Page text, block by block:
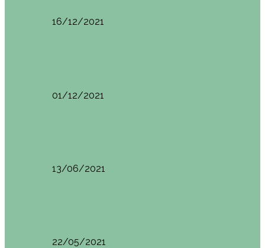
16/12/2021
01/12/2021
13/06/2021
22/05/2021